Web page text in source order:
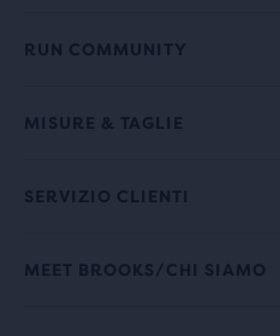
RUN COMMUNITY
MISURE & TAGLIE
SERVIZIO CLIENTI
MEET BROOKS/CHI SIAMO